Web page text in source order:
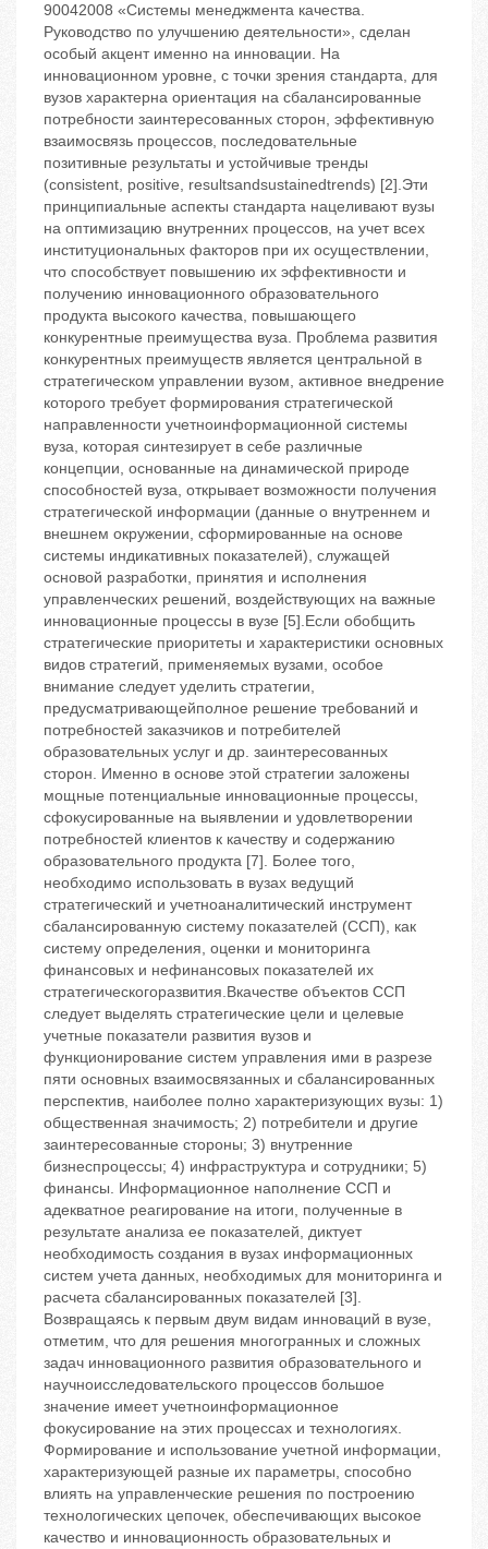
90042008 «Системы менеджмента качества.
Руководство по улучшению деятельности», сделан
особый акцент именно на инновации. На
инновационном уровне, с точки зрения стандарта, для
вузов характерна ориентация на сбалансированные
потребности заинтересованных сторон, эффективную
взаимосвязь процессов, последовательные
позитивные результаты и устойчивые тренды
(consistent, positive, resultsandsustainedtrends) [2].Эти
принципиальные аспекты стандарта нацеливают вузы
на оптимизацию внутренних процессов, на учет всех
институциональных факторов при их осуществлении,
что способствует повышению их эффективности и
получению инновационного образовательного
продукта высокого качества, повышающего
конкурентные преимущества вуза. Проблема развития
конкурентных преимуществ является центральной в
стратегическом управлении вузом, активное внедрение
которого требует формирования стратегической
направленности учетноинформационной системы
вуза, которая синтезирует в себе различные
концепции, основанные на динамической природе
способностей вуза, открывает возможности получения
стратегической информации (данные о внутреннем и
внешнем окружении, сформированные на основе
системы индикативных показателей), служащей
основой разработки, принятия и исполнения
управленческих решений, воздействующих на важные
инновационные процессы в вузе [5].Если обобщить
стратегические приоритеты и характеристики основных
видов стратегий, применяемых вузами, особое
внимание следует уделить стратегии,
предусматривающейполное решение требований и
потребностей заказчиков и потребителей
образовательных услуг и др. заинтересованных
сторон. Именно в основе этой стратегии заложены
мощные потенциальные инновационные процессы,
сфокусированные на выявлении и удовлетворении
потребностей клиентов к качеству и содержанию
образовательного продукта [7]. Более того,
необходимо использовать в вузах ведущий
стратегический и учетноаналитический инструмент
сбалансированную систему показателей (ССП), как
систему определения, оценки и мониторинга
финансовых и нефинансовых показателей их
стратегическогоразвития.Вкачестве объектов ССП
следует выделять стратегические цели и целевые
учетные показатели развития вузов и
функционирование систем управления ими в разрезе
пяти основных взаимосвязанных и сбалансированных
перспектив, наиболее полно характеризующих вузы: 1)
общественная значимость; 2) потребители и другие
заинтересованные стороны; 3) внутренние
бизнеспроцессы; 4) инфраструктура и сотрудники; 5)
финансы. Информационное наполнение ССП и
адекватное реагирование на итоги, полученные в
результате анализа ее показателей, диктует
необходимость создания в вузах информационных
систем учета данных, необходимых для мониторинга и
расчета сбалансированных показателей [3].
Возвращаясь к первым двум видам инноваций в вузе,
отметим, что для решения многогранных и сложных
задач инновационного развития образовательного и
научноисследовательского процессов большое
значение имеет учетноинформационное
фокусирование на этих процессах и технологиях.
Формирование и использование учетной информации,
характеризующей разные их параметры, способно
влиять на управленческие решения по построению
технологических цепочек, обеспечивающих высокое
качество и инновационность образовательных и